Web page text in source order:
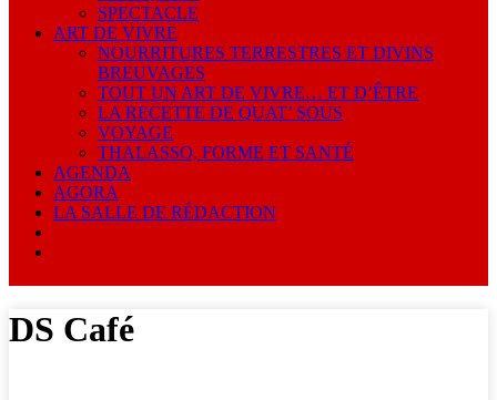
SPECTACLE
ART DE VIVRE
NOURRITURES TERRESTRES ET DIVINS
BREUVAGES
TOUT UN ART DE VIVRE… ET D’ÊTRE
LA RECETTE DE QUAT’ SOUS
VOYAGE
THALASSO, FORME ET SANTÉ
AGENDA
AGORA
LA SALLE DE RÉDACTION
DS Café